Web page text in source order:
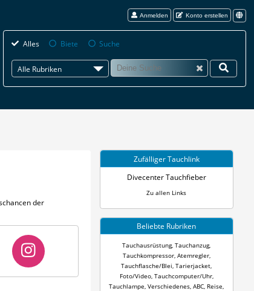
Anmelden Konto erstellen
Alles Biete Suche
Alle Rubriken
der
Zufälliger Tauchlink
Divecenter Tauchfieber
Zu allen Links
Beliebte Rubriken
Tauchausrüstung, Tauchanzug,
Tauchkompressor, Atemregler,
Tauchflasche/Blei Tarierjacket
Foto/Video, Tauchcomputer/Uhr,
Tauchlampe Verschiedenes ABC Reise